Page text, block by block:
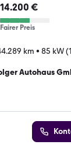
14.200 €
Fairer Preis
km • 85 kW
Autohaus